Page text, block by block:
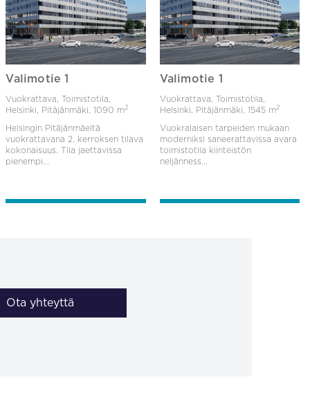
Valimotie 1
Vuokrattava, Toimistotila,
Helsinki, Pitäjänmäki,1090 m2
Helsingin Pitäjänmäeltä
vuokrattavana 2. kerroksen tilava
kokonaisuus. Tila jaettavissa
pienempi...
Valimotie 1
Vuokrattava, Toimistotila,
Helsinki, Pitäjänmäki, 1545 m2
Vuokralaisen tarpeiden mukaan
moderniksi saneerattavissa avara
toimistotila kiinteistön
neljänness...
Ota yhteyttä